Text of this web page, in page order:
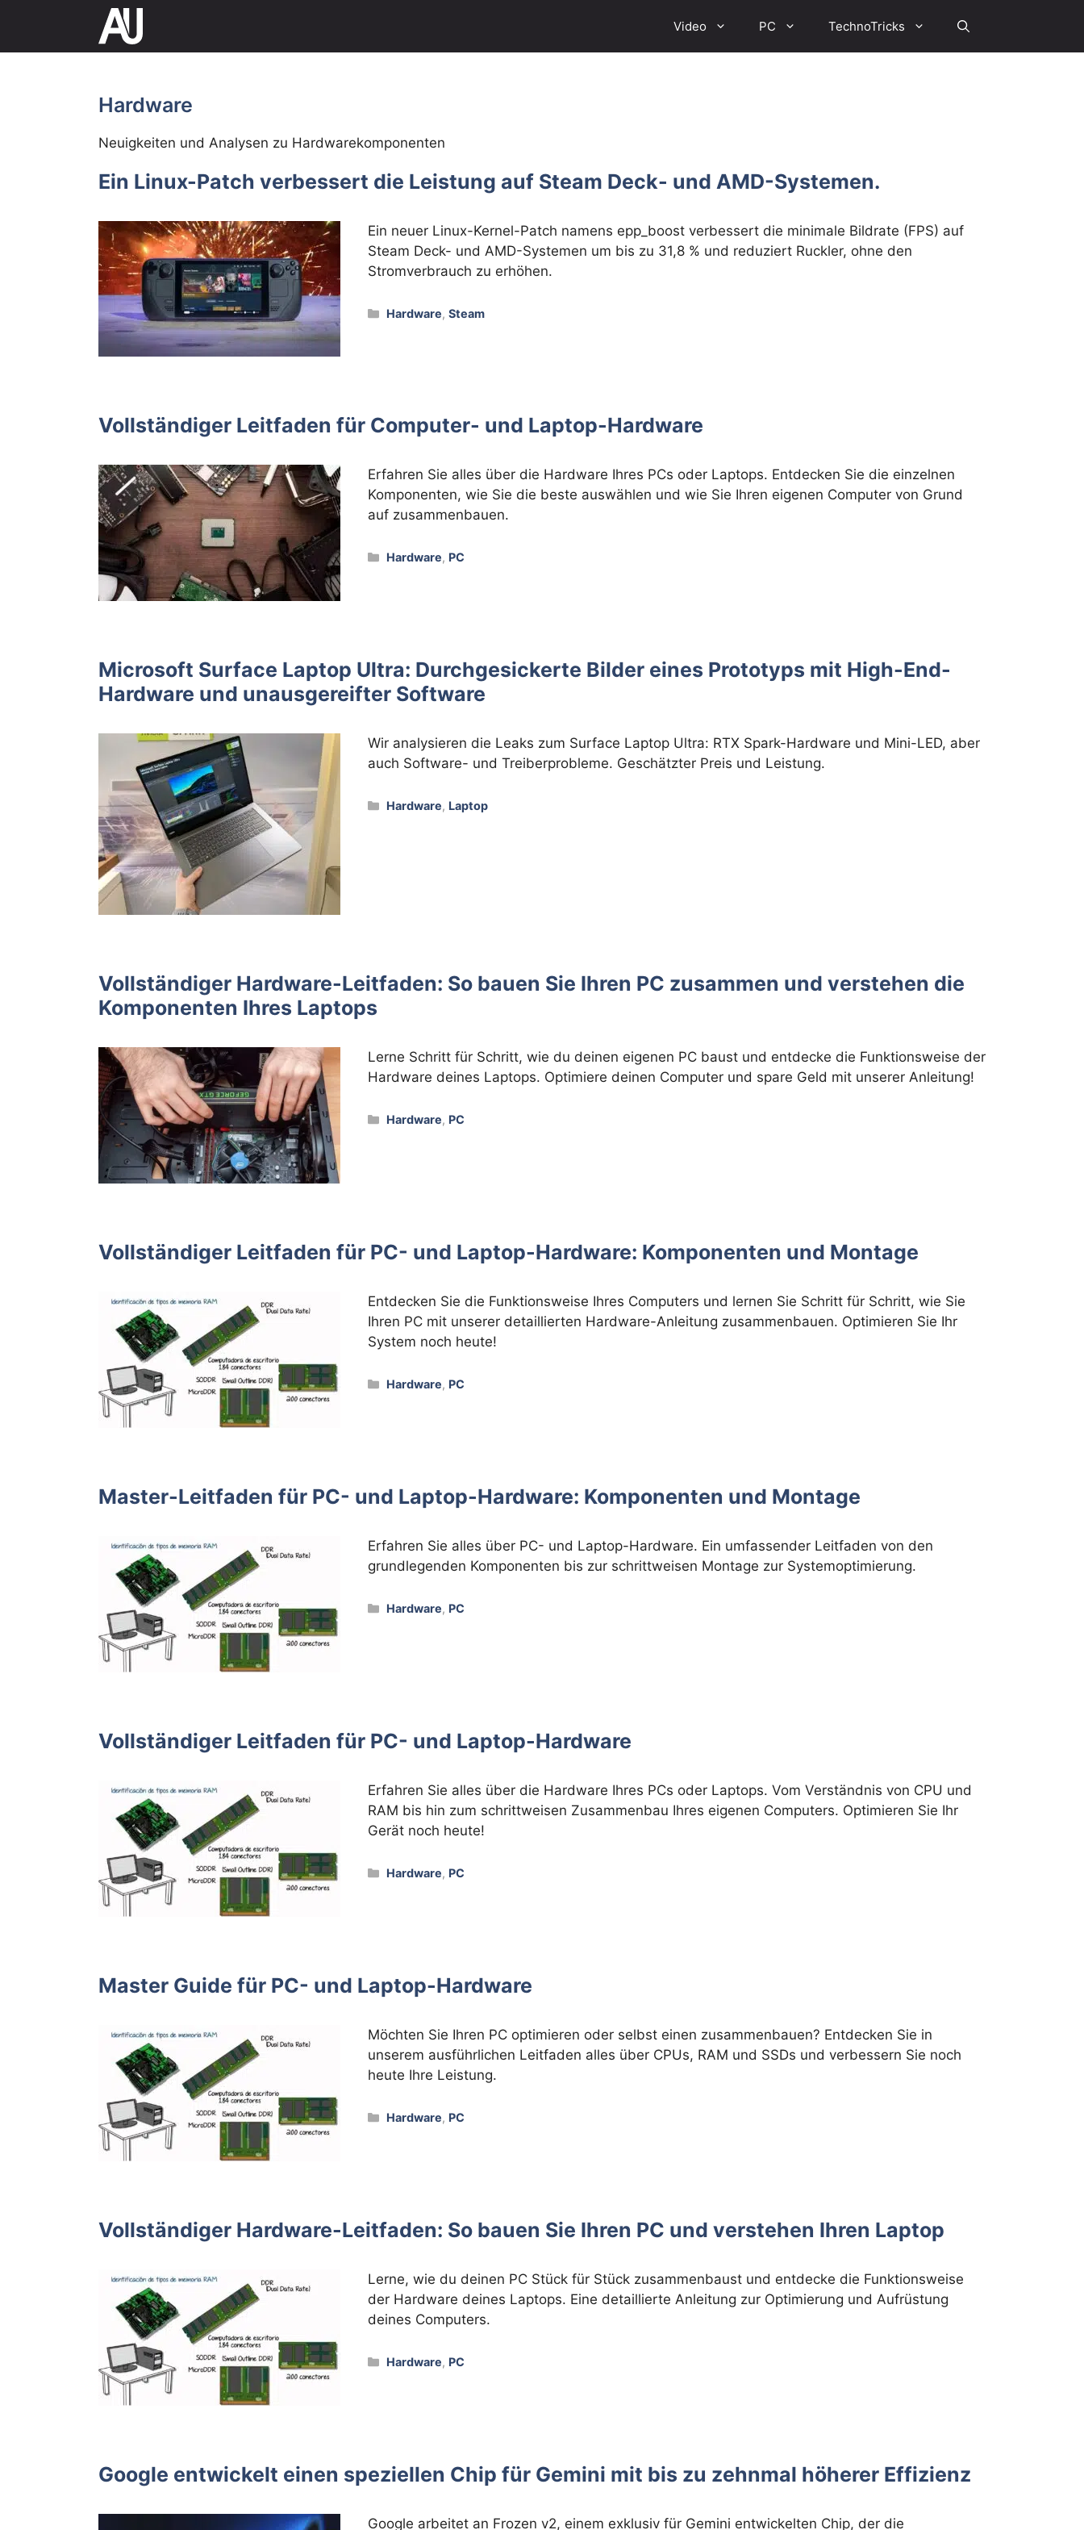
Inhalt
Video PC TechnoTricks
Hardware
Neuigkeiten und Analysen zu Hardwarekomponenten
Ein Linux-Patch verbessert die Leistung auf Steam Deck- und AMD-Systemen.
Ein neuer Linux-Kernel-Patch namens epp_boost verbessert die minimale Bildrate (FPS) auf
Steam Deck- und AMD-Systemen um bis zu 31,8 % und reduziert Ruckler, ohne den
Stromverbrauch zu erhöhen.
Kategorien
Hardware,Steam
Vollständiger Leitfaden für Computer- und Laptop-Hardware
Erfahren Sie alles über die Hardware Ihres PCs oder Laptops. Entdecken Sie die einzelnen
Komponenten, wie Sie die beste auswählen und wie Sie Ihren eigenen Computer von Grund
auf zusammenbauen.
Kategorien
Hardware, PC
Microsoft Surface Laptop Ultra: Durchgesickerte Bilder eines Prototyps mit High-End-
Hardware und unausgereifter Software
Wir analysieren die Leaks zum Surface Laptop Ultra: RTX Spark-Hardware und Mini-LED, aber
auch Software- und Treiberprobleme. Geschätzter Preis und Leistung.
Kategorien
Hardware, Laptop
Vollständiger Hardware-Leitfaden: So bauen Sie Ihren PC zusammen und verstehen die
Komponenten Ihres Laptops
Lerne Schritt für Schritt, wie du deinen eigenen PC baust und entdecke die Funktionsweise der
Hardware deines Laptops. Optimiere deinen Computer und spare Geld mit unserer Anleitung!
Kategorien
Hardware, PC
Vollständiger Leitfaden für PC- und Laptop-Hardware: Komponenten und Montage
Entdecken Sie die Funktionsweise Ihres Computers und lernen Sie Schritt für Schritt, wie Sie
Ihren PC mit unserer detaillierten Hardware-Anleitung zusammenbauen. Optimieren Sie Ihr
System noch heute!
Kategorien
Hardware, PC
Master-Leitfaden für PC- und Laptop-Hardware: Komponenten und Montage
Erfahren Sie alles über PC- und Laptop-Hardware. Ein umfassender Leitfaden von den
grundlegenden Komponenten bis zur schrittweisen Montage zur Systemoptimierung.
Kategorien
Hardware, PC
Vollständiger Leitfaden für PC- und Laptop-Hardware
Erfahren Sie alles über die Hardware Ihres PCs oder Laptops. Vom Verständnis von CPU und
RAM bis hin zum schrittweisen Zusammenbau Ihres eigenen Computers. Optimieren Sie Ihr
Gerät noch heute!
Kategorien
Hardware, PC
Master Guide für PC- und Laptop-Hardware
Möchten Sie Ihren PC optimieren oder selbst einen zusammenbauen? Entdecken Sie in
unserem ausführlichen Leitfaden alles über CPUs, RAM und SSDs und verbessern Sie noch
heute Ihre Leistung.
Kategorien
Hardware, PC
Vollständiger Hardware-Leitfaden: So bauen Sie Ihren PC und verstehen Ihren Laptop
Lerne, wie du deinen PC Stück für Stück zusammenbaust und entdecke die Funktionsweise
der Hardware deines Laptops. Eine detaillierte Anleitung zur Optimierung und Aufrüstung
deines Computers.
Kategorien
Hardware, PC
Google entwickelt einen speziellen Chip für Gemini mit bis zu zehnmal höherer Effizienz
Google arbeitet an Frozen v2, einem exklusiv für Gemini entwickelten Chip, der die